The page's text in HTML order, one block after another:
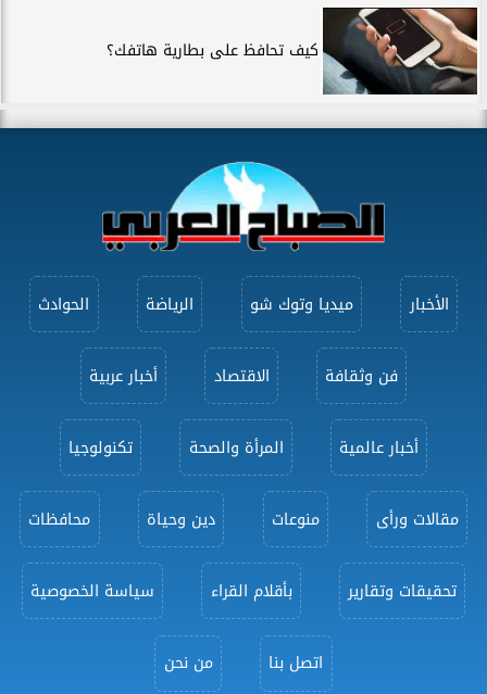
كيف تحافظ على بطارية هاتفك؟
الأخبار ميديا وتوك شو الرياضة الحوادث
فن وثقافة الاقتصاد أخبار عربية
أخبار عالمية المرأة والصحة تكنولوجيا
مقالات ورأى منوعات دين وحياة محافظات
تحقيقات وتقارير بأقلام القراء سياسة الخصوصية
اتصل بنا من نحن